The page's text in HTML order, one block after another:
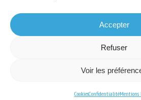
Accepter
Refuser
Voir les
CookiesConfidentialitéMentions
S’abonner aux
Mentions Légales-Confidentialité